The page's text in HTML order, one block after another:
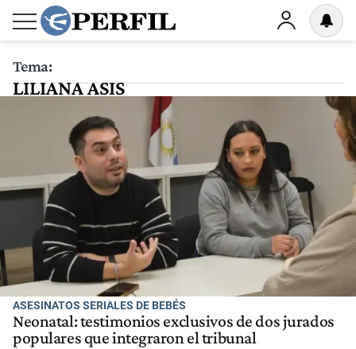
Tema:
LILIANA ASIS
ASESINATOS SERIALES DE BEBÉS
Neonatal: testimonios exclusivos de dos jurados
populares que integraron el tribunal